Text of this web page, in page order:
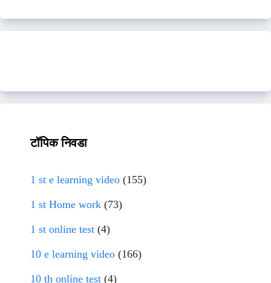
टॉपिक निवडा
1 st e learning video (155)
1 st Home work (73)
1 st online test (4)
10 e learning video (166)
10 th online test (4)